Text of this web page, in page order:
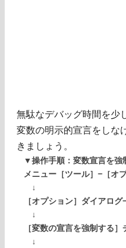
無駄なデバッグ時間を少
変数の明示的宣言をしな
きましょう。
▼操作手順：変数宣言を強
メニュー［ツール］−［オ
↓
［オプション］ダイアロ
↓
［変数の宣言を強制する
↓